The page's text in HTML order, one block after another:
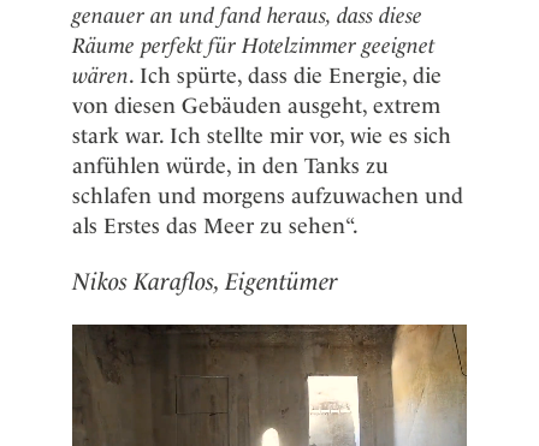
genauer an und fand heraus, dass diese
Räume perfekt für Hotelzimmer geeignet
wären. Ich spürte, dass die Energie, die
von diesen Gebäuden ausgeht, extrem
stark war. Ich stellte mir vor, wie es sich
anfühlen würde, in den Tanks zu
schlafen und morgens aufzuwachen und
als Erstes das Meer zu sehen“.
Nikos Karaflos, Eigentümer